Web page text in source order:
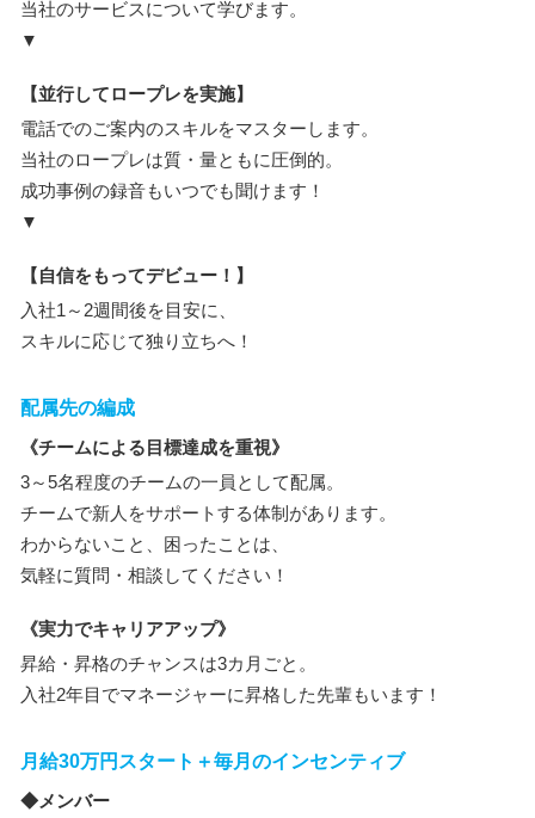
当社のサービスについて学びます。
▼
【並行してロープレを実施】
電話でのご案内のスキルをマスターします。
当社のロープレは質・量ともに圧倒的。
成功事例の録音もいつでも聞けます！
▼
【自信をもってデビュー！】
入社1～2週間後を目安に、
スキルに応じて独り立ちへ！
配属先の編成
《チームによる目標達成を重視》
3～5名程度のチームの一員として配属。
チームで新人をサポートする体制があります。
わからないこと、困ったことは、
気軽に質問・相談してください！
《実力でキャリアアップ》
昇給・昇格のチャンスは3カ月ごと。
入社2年目でマネージャーに昇格した先輩もいます！
月給30万円スタート＋毎月のインセンティブ
◆メンバー